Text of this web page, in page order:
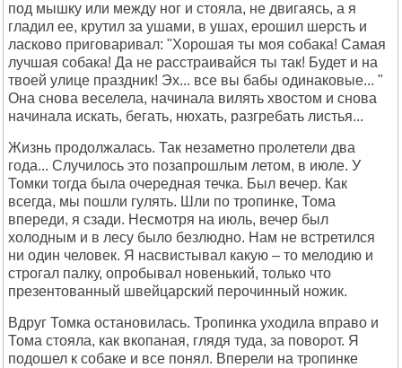
под мышку или между ног и стояла, не двигаясь, а я
гладил ее, крутил за ушами, в ушах, ерошил шерсть и
ласково приговаривал: "Хорошая ты моя собака! Самая
лучшая собака! Да не расстраивайся ты так! Будет и на
твоей улице праздник! Эх... все вы бабы одинаковые... "
Она снова веселела, начинала вилять хвостом и снова
начинала искать, бегать, нюхать, разгребать листья...
Жизнь продолжалась. Так незаметно пролетели два
года... Случилось это позапрошлым летом, в июле. У
Томки тогда была очередная течка. Был вечер. Как
всегда, мы пошли гулять. Шли по тропинке, Тома
впереди, я сзади. Несмотря на июль, вечер был
холодным и в лесу было безлюдно. Нам не встретился
ни один человек. Я насвистывал какую – то мелодию и
строгал палку, опробывал новенький, только что
презентованный швейцарский перочинный ножик.
Вдруг Томка остановилась. Тропинка уходила вправо и
Тома стояла, как вкопаная, глядя туда, за поворот. Я
подошел к собаке и все понял. Вперели на тропинке